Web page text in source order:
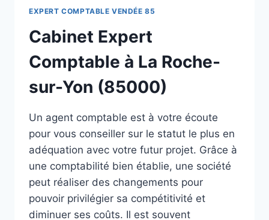
EXPERT COMPTABLE VENDÉE 85
Cabinet Expert
Comptable à La Roche-
sur-Yon (85000)
Un agent comptable est à votre écoute
pour vous conseiller sur le statut le plus en
adéquation avec votre futur projet. Grâce à
une comptabilité bien établie, une société
peut réaliser des changements pour
pouvoir privilégier sa compétitivité et
diminuer ses coûts. Il est souvent